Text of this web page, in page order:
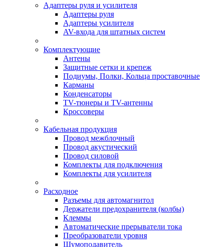
Адаптеры руля и усилителя
Адаптеры руля
Адаптеры усилителя
AV-входа для штатных систем
Комплектующие
Антены
Защитные сетки и крепеж
Подиумы, Полки, Кольца проставочные
Карманы
Конденсаторы
TV-тюнеры и TV-антенны
Кроссоверы
Кабельная продукция
Провод межблочный
Провод акустический
Провод силовой
Комплекты для подключения
Комплекты для усилителя
Расходное
Разъемы для автомагнитол
Держатели предохранителя (колбы)
Клеммы
Автоматические прерыватели тока
Преобразователи уровня
Шумоподавитель